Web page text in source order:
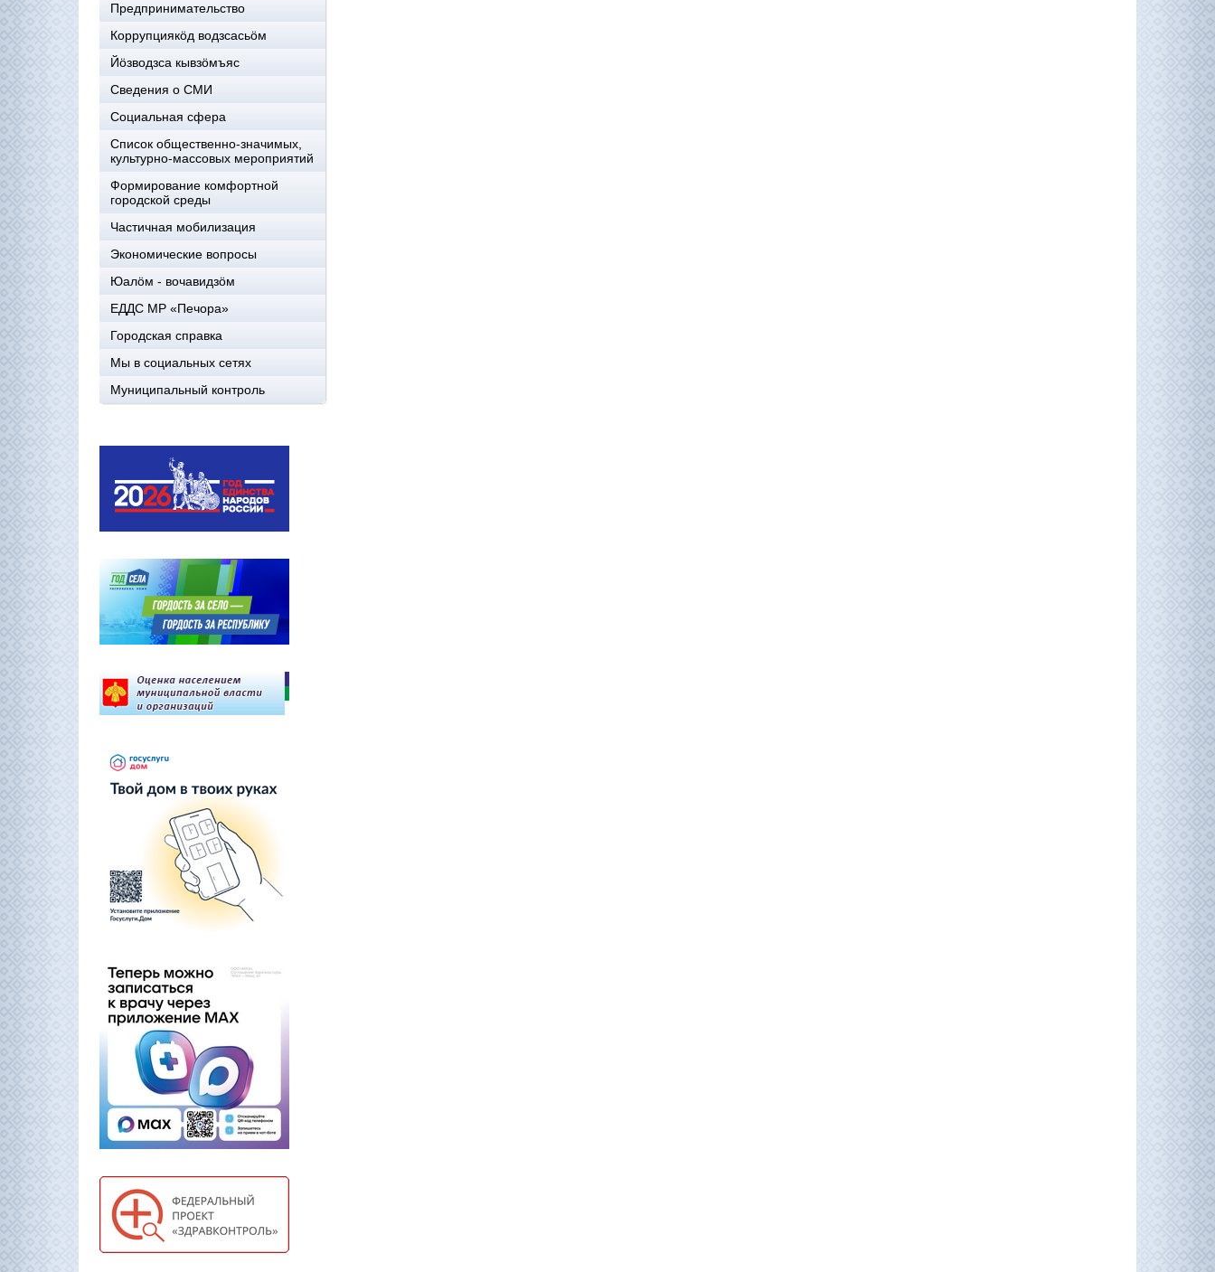
Предпринимательство
Коррупциякöд водзсасьöм
Йöзводзса кывзöмъяс
Сведения о СМИ
Социальная сфера
Список общественно-значимых,
культурно-массовых мероприятий
Формирование комфортной
городской среды
Частичная мобилизация
Экономические вопросы
Юалӧм - вочавидзӧм
ЕДДС МР «Печора»
Городская справка
Мы в социальных сетях
Муниципальный контроль